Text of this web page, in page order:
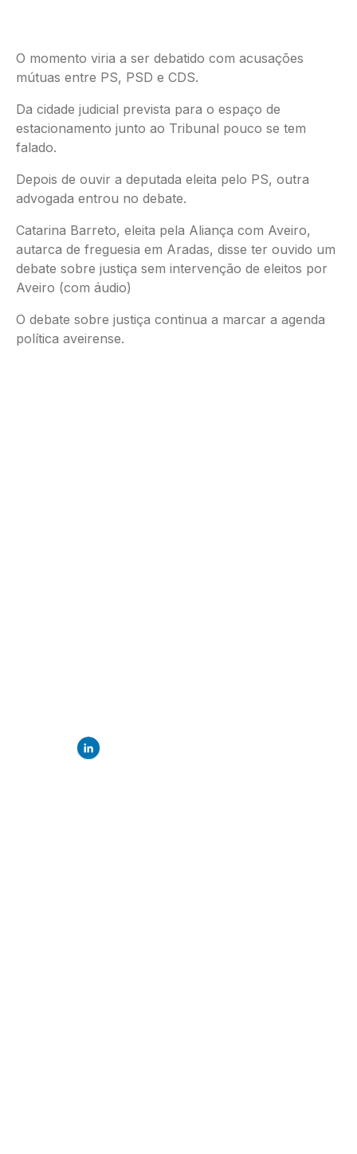
O momento viria a ser debatido com acusações
mútuas entre PS, PSD e CDS.
Da cidade judicial prevista para o espaço de
estacionamento junto ao Tribunal pouco se tem
falado.
Depois de ouvir a deputada eleita pelo PS, outra
advogada entrou no debate.
Catarina Barreto, eleita pela Aliança com Aveiro,
autarca de freguesia em Aradas, disse ter ouvido um
debate sobre justiça sem intervenção de eleitos por
Aveiro (com áudio)
O debate sobre justiça continua a marcar a agenda
política aveirense.